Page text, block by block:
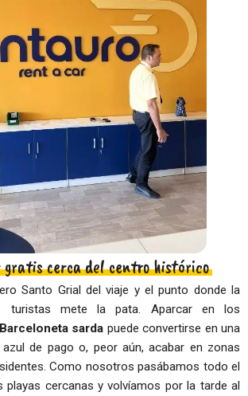
gratis cerca del centro histórico
Santo Grial del viaje y el punto donde la
turistas mete la pata. Aparcar en los
sarda puede convertirse en una
de pago o, peor aún, acabar en zonas
Como nosotros pasábamos todo el
playas cercanas y volvíamos por la tarde al